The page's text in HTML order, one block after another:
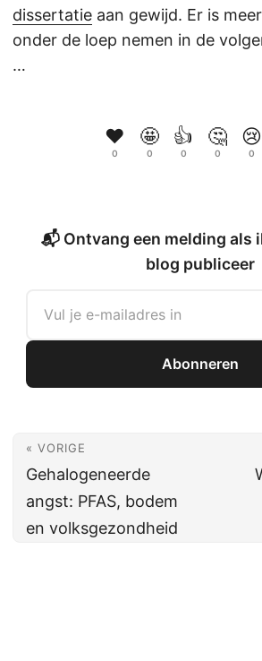
dissertatie aan gewijd. Er is
onder de loep nemen in de
…
❤️
0
🤩
0
👍
0
🤔
0
😢
0
📬 Ontvang een melding als
blog publiceer
Abonneren
« VORIGE
Gehalogeneerde
angst: PFAS, bodem
en volksgezondheid